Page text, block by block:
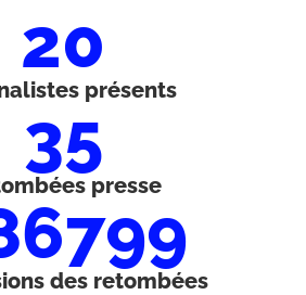
20
présents
35
presse
des retombées